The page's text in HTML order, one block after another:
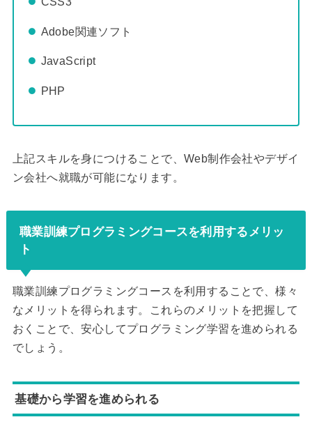
Adobe関連ソフト
JavaScript
PHP
上記スキルを身につけることで、Web制作会社やデザイ
ン会社へ就職が可能になります。
職業訓練プログラミングコースを利用するメリッ
ト
職業訓練プログラミングコースを利用することで、様々
なメリットを得られます。これらのメリットを把握して
おくことで、安心してプログラミング学習を進められる
でしょう。
基礎から学習を進められる